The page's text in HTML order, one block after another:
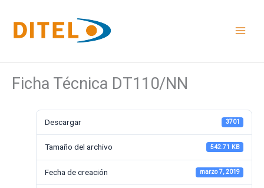
contenido
Ficha Técnica DT110/NN
Descargar 3701
Tamaño del archivo 542.71 KB
Fecha de creación marzo 7, 2019